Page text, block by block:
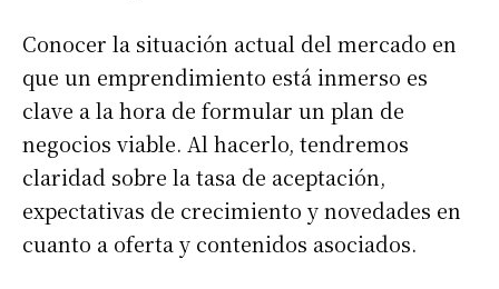
Conocer la situación actual del mercado en
que un emprendimiento está inmerso es
clave a la hora de formular un plan de
negocios viable. Al hacerlo, tendremos
claridad sobre la tasa de aceptación,
expectativas de crecimiento y novedades en
cuanto a oferta y contenidos asociados.